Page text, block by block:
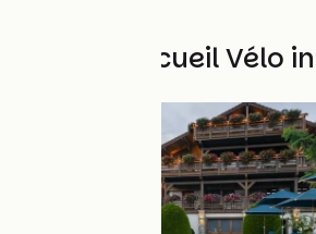
Andere Accueil Vélo